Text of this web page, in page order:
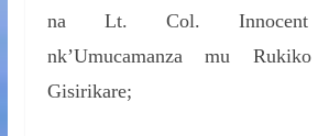
na Lt. Col. Innocent
nk’Umucamanza mu
Gisirikare;